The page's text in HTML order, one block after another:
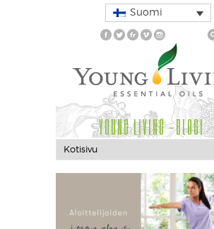
Suomi
YOUNG LIVING -BLOGI